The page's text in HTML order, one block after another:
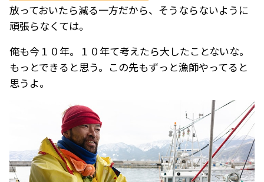
放っておいたら減る一方だから、そうならないように
頑張らなくては。
俺も今１０年。１０年て考えたら大したことないな。
もっとできると思う。この先もずっと漁師やってると
思うよ。